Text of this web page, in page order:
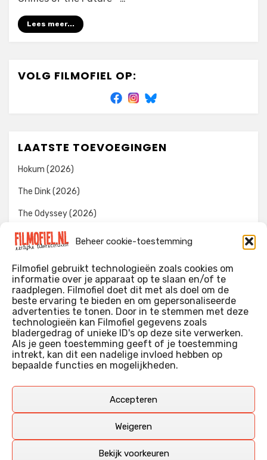
Beheer cookie-toestemming
Filmofiel gebruikt technologieën zoals cookies om
informatie over je apparaat op te slaan en/of te
raadplegen. Filmofiel doet dit met als doel om de
beste ervaring te bieden en om gepersonaliseerde
advertenties te tonen. Door in te stemmen met deze
technologieën kan Filmofiel gegevens zoals
bladergedrag of unieke ID's op deze site verwerken.
Als je geen toestemming geeft of je toestemming
intrekt, kan dit een nadelige invloed hebben op
bepaalde functies en mogelijkheden.
Accepteren
Weigeren
Bekijk voorkeuren
Lees meer...
VOLG FILMOFIEL OP:
LAATSTE TOEVOEGINGEN
Hokum (2026)
The Dink (2026)
The Odyssey (2026)
Evil Dead Burn (2026)
WIE IK BEN…?
Ik ben ooit begonnen met m’n recensies omdat ik zoveel
films keek dat ik af en toe niet meer wist welke ik nu wel of
niet gezien had. Ik ben een filmliefhebber, heb als hobby nog
erg lang in een videotheek gewerkt, en heb als coproducent
Deze recensies zijn dan ook vooral vrij pretentieloze
aangevuld met een groeiende kennis over de kunde én de
kunst van het maken van film.